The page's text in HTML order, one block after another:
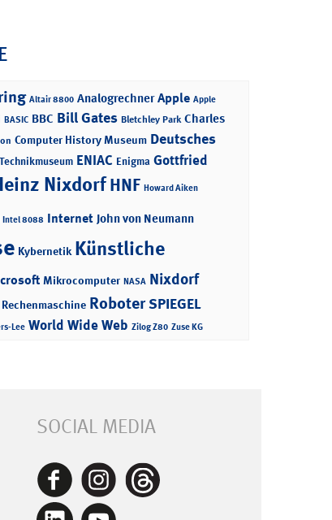
Altair 8800 Analogrechner Apple Apple
BASIC BBC Bill Gates Bletchley Park Charles
Computer History Museum Deutsches
ENIAC Enigma Gottfried
NixdorfHNF Howard Aiken
Intel 8088 Internet John von Neumann
Kybernetik Künstliche
Mikrocomputer NASA Nixdorf
Rechenmaschine RoboterSPIEGEL
Lee World Wide Web Zilog Z80 Zuse KG
SOCIAL MEDIA